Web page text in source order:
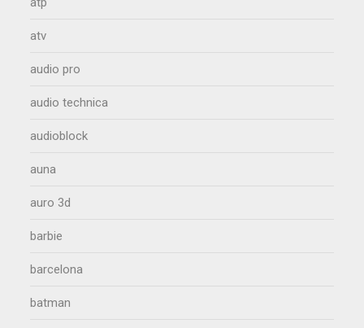
atv
audio pro
audio technica
audioblock
auna
auro 3d
barbie
barcelona
batman